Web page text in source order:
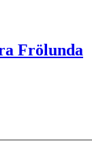
Frölunda